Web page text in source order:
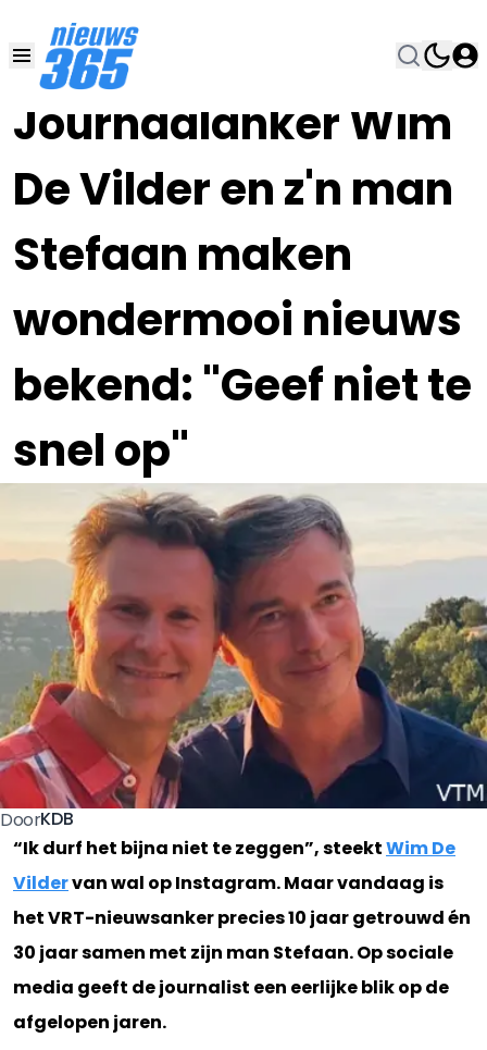
Journaalanker Wim
De Vilder en z'n man
Stefaan maken
wondermooi nieuws
bekend: "Geef niet te
snel op"
15 SEP 2023, 12:00
DoorKDB
“Ik durf het bijna niet te zeggen”, steektWim De
Vildervan wal op Instagram. Maar vandaag is
het VRT-nieuwsanker precies 10 jaar getrouwd én
30 jaar samen met zijn man Stefaan. Op sociale
media geeft de journalist een eerlijke blik op de
afgelopen jaren.